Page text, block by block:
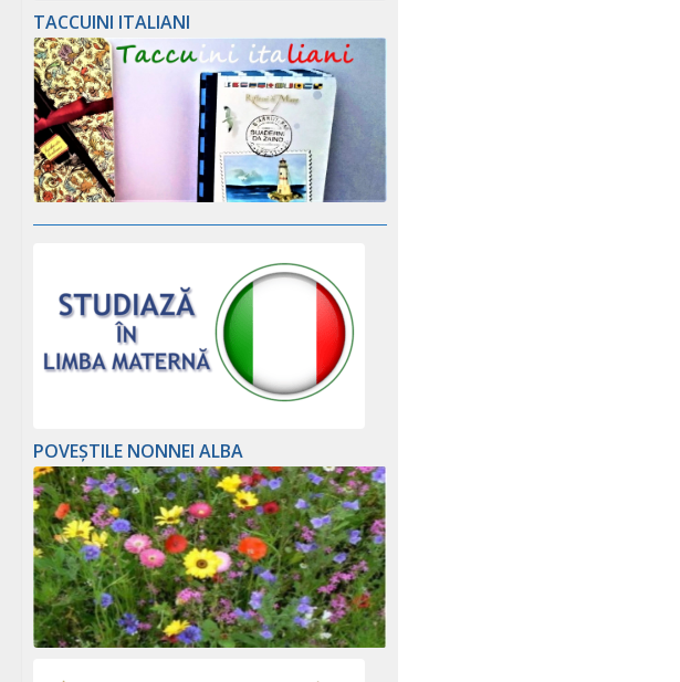
TACCUINI ITALIANI
POVEȘTILE NONNEI ALBA